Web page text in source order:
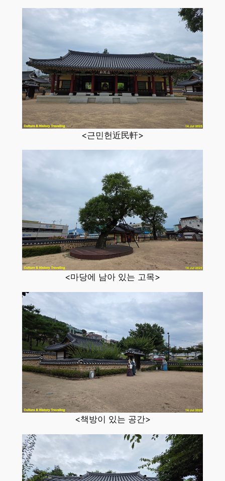
<근민헌近民軒>
<마당에 남아 있는 고목>
<책방이 있는 공간>